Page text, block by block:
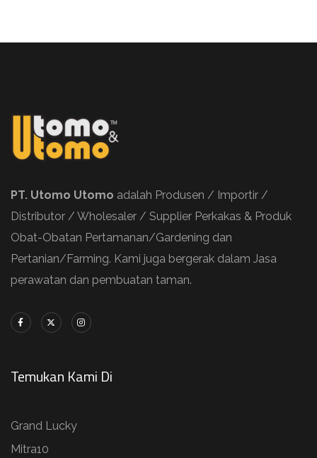
PT. Utomo Utomo adalah Produsen / Importir /
Distributor / Wholesaler / Supplier Perkakas & Produk
Obat-Obatan Pertamanan/Gardening dan
Pertanian/Farming. Kami juga bergerak dalam Jasa
perawatan dan pembuatan taman.
Temukan Kami Di
Grand Lucky
Mitra10